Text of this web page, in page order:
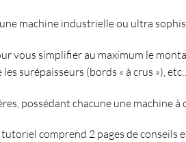
machine industrielle ou ultra
vous simplifier au maximum le
surépaisseurs (bords « à crus »), etc…
possédant chacune une machine
comprend 2 pages de